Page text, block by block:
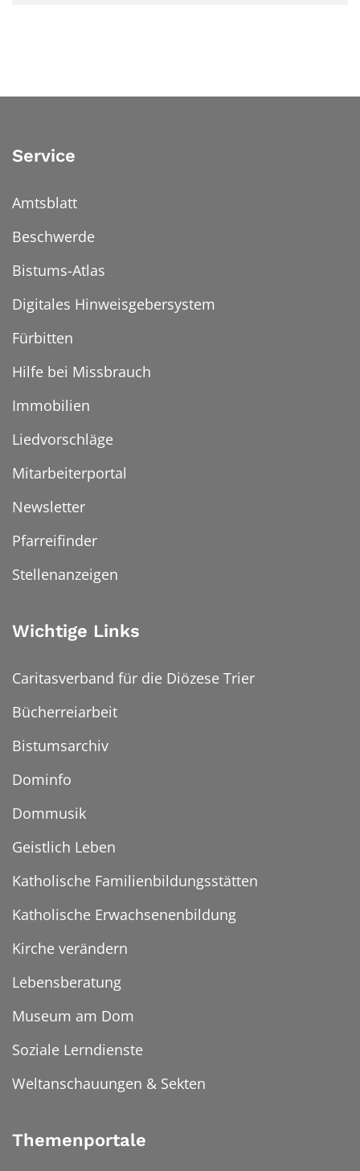
Service
Amtsblatt
Beschwerde
Bistums-Atlas
Digitales Hinweisgebersystem
Fürbitten
Hilfe bei Missbrauch
Immobilien
Liedvorschläge
Mitarbeiterportal
Newsletter
Pfarreifinder
Stellenanzeigen
Wichtige Links
Caritasverband für die Diözese Trier
Bücherreiarbeit
Bistumsarchiv
Dominfo
Dommusik
Geistlich Leben
Katholische Familienbildungsstätten
Katholische Erwachsenenbildung
Kirche verändern
Lebensberatung
Museum am Dom
Soziale Lerndienste
Weltanschauungen & Sekten
Themenportale